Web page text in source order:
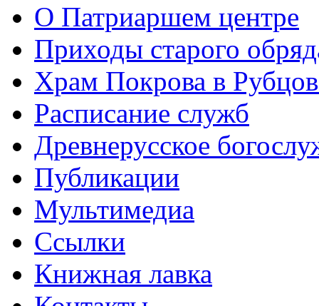
О Патриаршем центре
Приходы старого
Храм Покрова в
Расписание служб
Древнерусское
Публикации
Мультимедиа
Ссылки
Книжная лавка